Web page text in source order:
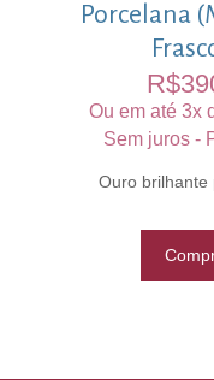
Porcelana
R$
Ou em até 3x
Sem juros -
Ouro brilhante